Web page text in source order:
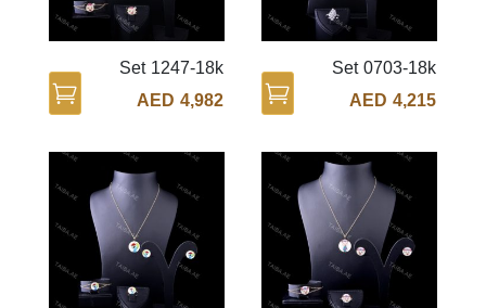
Set 0703-18k
AED4,215
Set 1247-18k
AED4,982